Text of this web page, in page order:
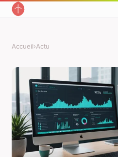
Accueil›Actu